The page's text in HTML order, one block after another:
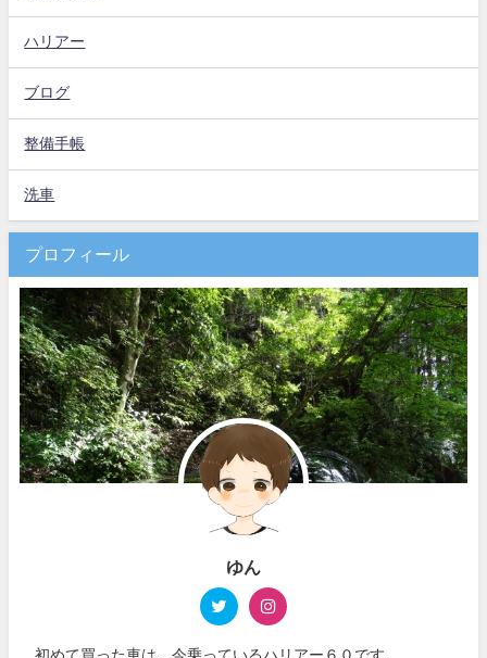
ハリアー
ブログ
整備手帳
洗車
プロフィール
ゆん
初めて買った車は、今乗っているハリアー６０です。